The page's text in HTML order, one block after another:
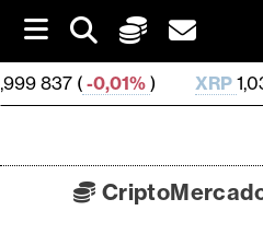
i
p
t
) XRP1,03 (0,51%)